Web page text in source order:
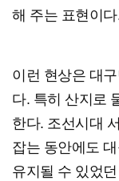
해 주는 표현이
이런 현상은 대
다. 특히 산지로
한다. 조선시대
잡는 동안에도
유지될 수 있었